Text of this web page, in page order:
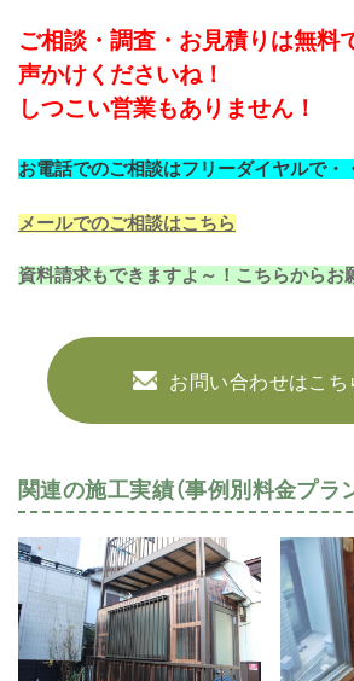
ご相談・調査・お見積りは無料
声かけくださいね！
しつこい営業もありません！
お電話でのご相談はフリーダイヤルで・
メールでのご相談はこちら
資料請求もできますよ～！こちらからお
お問い合わせはこち
関連の施工実績（事例別料金プラ